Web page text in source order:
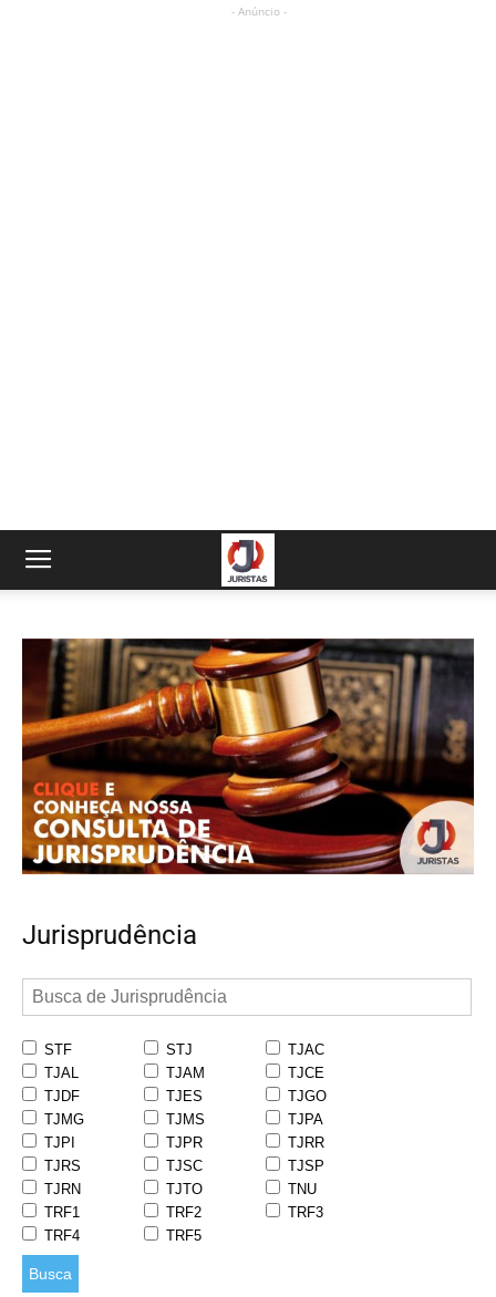
- Anúncio -
Jurisprudência
STF STJ
TJAC
TJAL
TJAM
TJCE
TJDF
TJES
TJGO
TJMG
TJMS
TJPA
TJPI
TJPR
TJRR
TJRS
TJSC
TJSP
TJRN
TJTO
TNU
TRF1
TRF2
TRF3
TRF4
TRF5
Busca